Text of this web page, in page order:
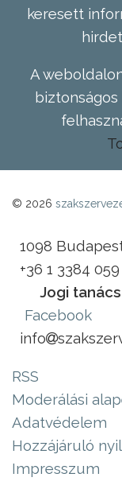
keresett
A
© 2026
1098
+36 1 3384 059
Jogi
Facebook
info
RSS
Moderálási
Adatvédelem
Hozzájáruló
Impresszum